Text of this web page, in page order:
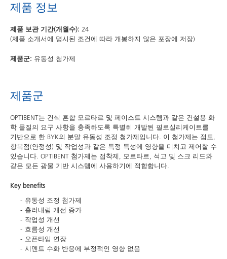
제품 정보
제품 보관 기간(개월수): 24
(제품 소개서에 명시된 조건에 따라 개봉하지 않은 포장에 저장)
제품군: 유동성 첨가제
제품군
OPTIBENT는 건식 혼합 모르타르 및 페이스트 시스템과 같은 건설용 화
학 물질의 요구 사항을 충족하도록 특별히 개발된 필로실리케이트를
기반으로 한 BYK의 분말 유동성 조정 첨가제입니다. 이 첨가제는 점도,
항복점(안정성) 및 작업성과 같은 특정 특성에 영향을 미치고 제어할 수
있습니다. OPTIBENT 첨가제는 접착제, 모르타르, 석고 및 스크 리드와
같은 모든 광물 기반 시스템에 사용하기에 적합합니다.
Key benefits
유동성 조정 첨가제
흘러내림 개선 증가
작업성 개선
흐름성 개선
오픈타임 연장
시멘트 수화 반응에 부정적인 영향 없음